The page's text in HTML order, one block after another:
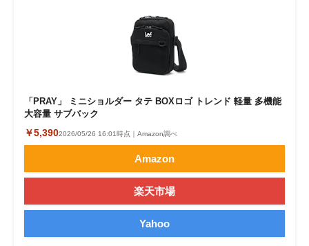
「PRAY」 ミニショルダー タテ BOXロゴ トレンド 軽量 多機能
大容量 サブバック
￥5,3902026/05/26 16:01時点｜Amazon調べ
Amazon
楽天市場
Yahoo